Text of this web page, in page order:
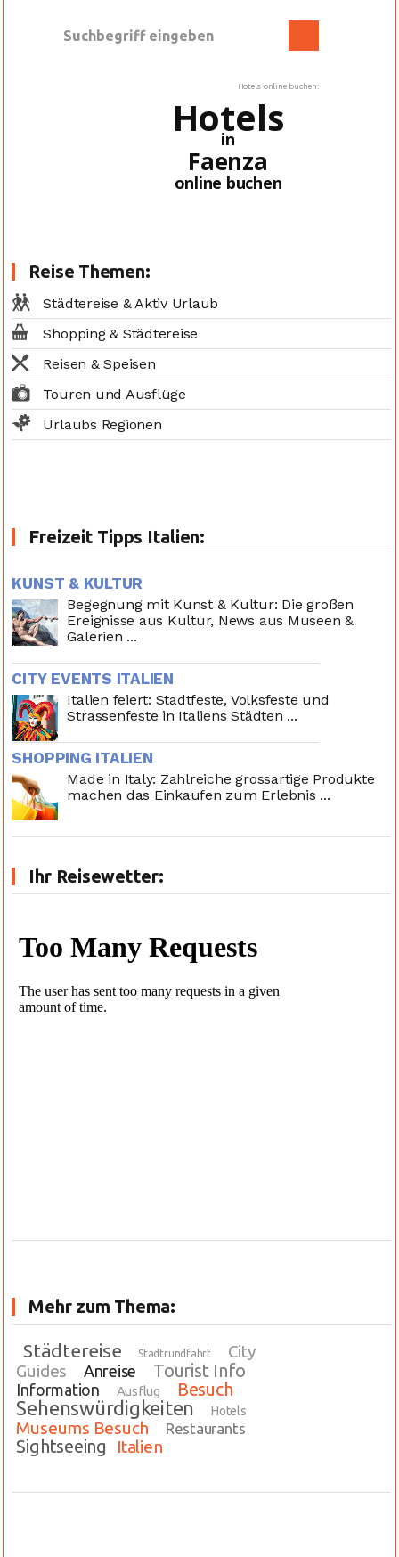
Hotels online buchen:
Hotels
in
Faenza
online buchen
Reise Themen:
Städtereise & Aktiv Urlaub
Shopping & Städtereise
Reisen & Speisen
Touren und Ausflüge
Urlaubs Regionen
Freizeit Tipps Italien:
KUNST & KULTUR
Begegnung mit Kunst & Kultur: Die großen
Ereignisse aus Kultur, News aus Museen &
Galerien ...
CITY EVENTS ITALIEN
Italien feiert: Stadtfeste, Volksfeste und
Strassenfeste in Italiens Städten ...
SHOPPING ITALIEN
Made in Italy: Zahlreiche grossartige Produkte
machen das Einkaufen zum Erlebnis ...
Ihr Reisewetter:
Mehr zum Thema:
Städtereise Stadtrundfahrt
City
Guides
Anreise Tourist Info
Information Ausflug Besuch
Sehenswürdigkeiten Hotels
Museums Besuch Restaurants
Sightseeing Italien